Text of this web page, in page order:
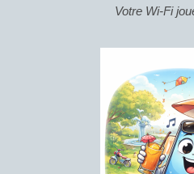
Votre Wi-Fi